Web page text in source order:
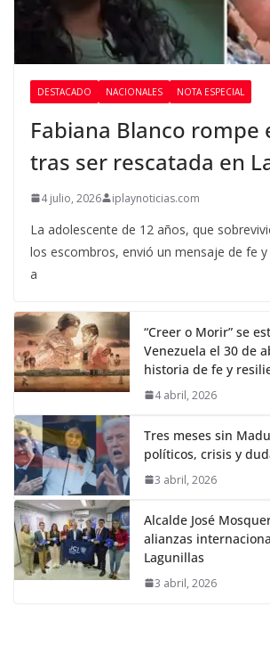
DESTACADO NACIONALES NOTA ESPECIAL
Fabiana Blanco rompe
tras ser rescatada en
4 julio, 2026 iplaynoticias.com
La adolescente de 12 años, que
los escombros, envió un mensaje de fe
a
“Creer o Morir” se
Venezuela el 30 de
historia de fe y
4 abril, 2026
Tres meses sin
políticos, crisis y
3 abril, 2026
Alcalde José
alianzas
Lagunillas
3 abril, 2026